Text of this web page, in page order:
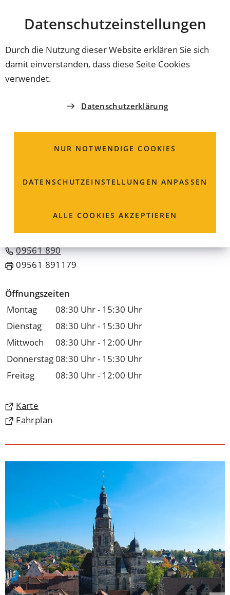
Datenschutz­einstellungen
Durch die Nutzung dieser Website erklären Sie sich
damit einverstanden, dass diese Seite Cookies
verwendet.
Datenschutzerklärung
NUR NOTWENDIGE COOKIES
DATENSCHUTZ­EINSTELLUNGEN ANPASSEN
ALLE COOKIES AKZEPTIEREN
INHALT ANSPRINGEN
Coburg
Regiebetriebe,
Beteiligungen und
96450 Coburg
09561 890
09561 891179
Öffnungszeiten
Montag
08:30 Uhr - 15:30 Uhr
Dienstag
08:30 Uhr - 15:30 Uhr
Mittwoch
08:30 Uhr - 12:00 Uhr
Donnerstag08:30 Uhr - 15:30 Uhr
Freitag
08:30 Uhr - 12:00 Uhr
Karte
(Öffnet
in
neuen
Tab)
Fahrplan
(Öffnet
einem
neuen